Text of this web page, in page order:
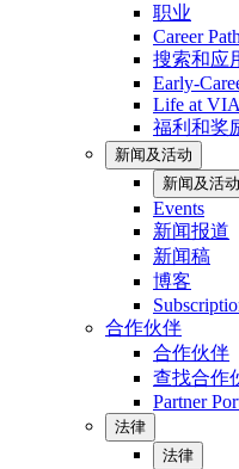
职业
Career
搜索和应
Early-
Life at
福利和奖
新闻及活动
新闻及活动
Events
新闻报道
新闻稿
博客
合作伙伴
合作伙伴
查找合作
Partner
法律
法律